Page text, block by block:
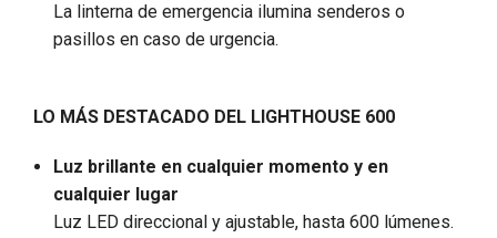
La linterna de emergencia ilumina senderos o
pasillos en caso de urgencia.
LO MÁS DESTACADO DEL LIGHTHOUSE 600
Luz brillante en cualquier momento y en
cualquier lugar
Luz LED direccional y ajustable, hasta 600 lúmenes.